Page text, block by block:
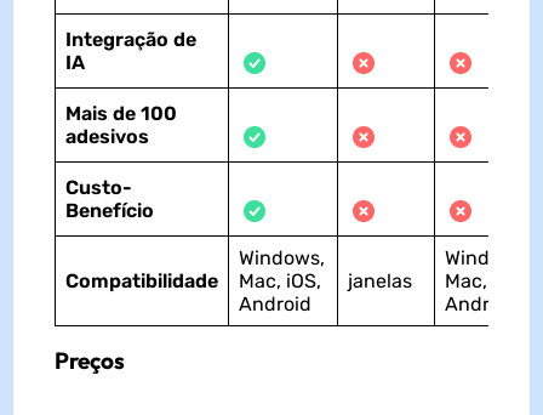
Integração de
IA
Mais de 100
adesivos
Custo-
Benefício
Compatibilidade
Windows,
Mac, iOS,
Android
janelas
Windows,
Mac, iOS,
Android
Preços